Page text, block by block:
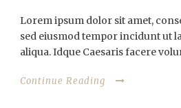
Lorem ipsum dolor sit amet,
sed eiusmod tempor incidunt ut
aliqua. Idque Caesaris facere
Continue Reading